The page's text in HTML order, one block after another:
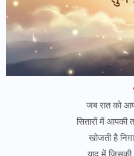
जब रात को
सितारों में आपकी
खोजती है